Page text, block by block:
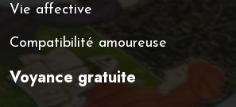
Vie affective
Compatibilité amoureuse
Voyance gratuite